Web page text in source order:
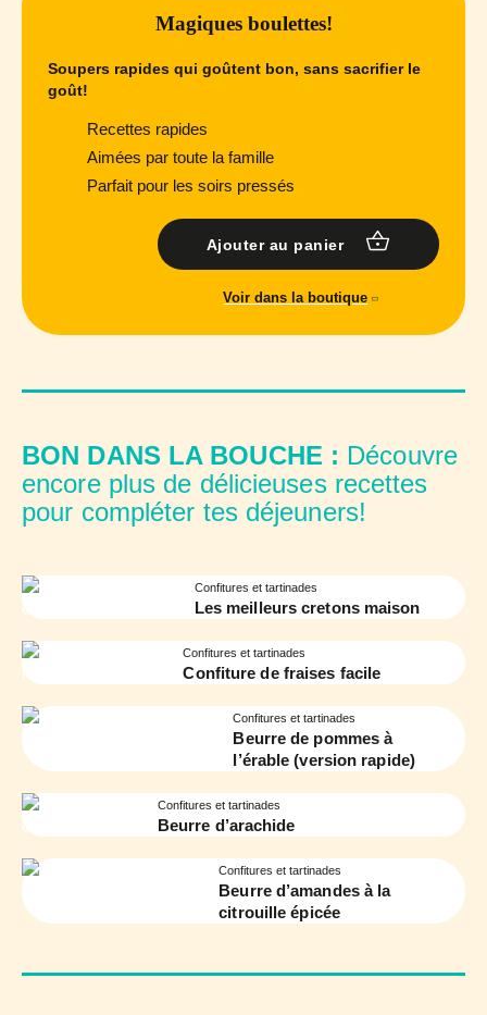
Magiques boulettes!
Soupers rapides qui goûtent bon, sans sacrifier le
goût!
Recettes rapides
Aimées par toute la famille
Parfait pour les soirs pressés
Ajouter au panier
Voir dans la boutique
BON DANS LA BOUCHE : Découvre
encore plus de délicieuses recettes
pour compléter tes déjeuners!
Confitures et tartinades
Les meilleurs cretons maison
Confitures et tartinades
Confiture de fraises facile
Confitures et tartinades
Beurre de pommes à
l’érable (version rapide)
Confitures et tartinades
Beurre d’arachide
Confitures et tartinades
Beurre d’amandes à la
citrouille épicée